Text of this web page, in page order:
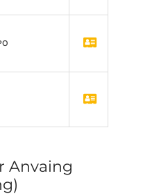
Anvaing